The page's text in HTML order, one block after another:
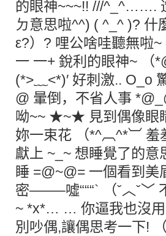
的眼神~~~!! ///^_^…….
ㄉ意思啦^^) ( ^_^ )? 什
ε?）? 哩公啥哇聽無啦
一 一+ 銳利的眼神~ （
(*>﹏<*)′ 好刺激.. O_o
@ 暈倒，不省人事
呦~~ ★~★ 見到偶像眼
妳一束花 （*^︹^*︺
獻上 ~_~ 想睡覺了的
睡 =@~@= 一個看到
密——–噓“““` （ˇ︿ˇ﹀
~ *x*… … 你逼我也沒
別吵偶,讓偶思考一下!